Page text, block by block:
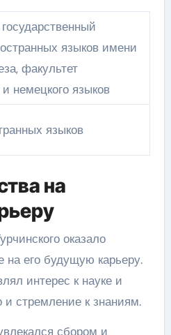
языков имени
факультет
и немецкого языков
языков
на
оказало
на его будущую карьеру.
интерес к науке и
и стремление к знаниям.
сбором и